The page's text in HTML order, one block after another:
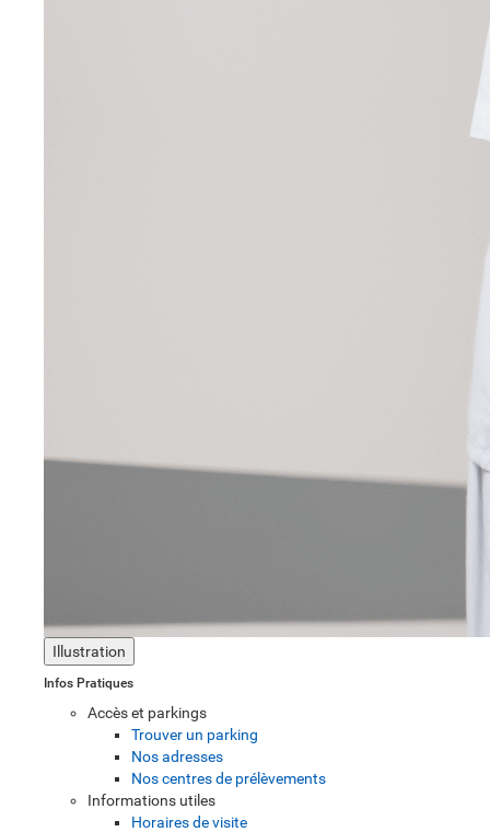
Illustration
Infos Pratiques
Accès et parkings
Trouver un parking
Nos adresses
Nos centres de prélèvements
Informations utiles
Horaires de visite